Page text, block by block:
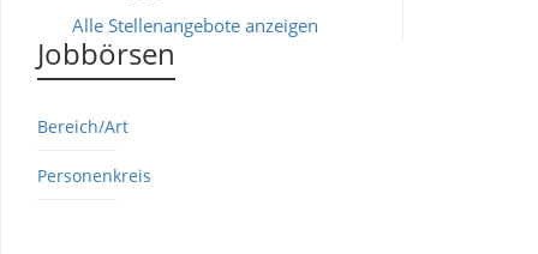
Alle Stellenangebote anzeigen
Jobbörsen
Bereich/Art
Personenkreis